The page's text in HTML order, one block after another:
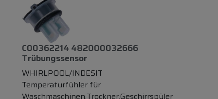
C00362214 482000032666
Trübungssensor
WHIRLPOOL/INDESIT
Temperaturfühler für
Waschmaschinen,Trockner,Geschirrspüler